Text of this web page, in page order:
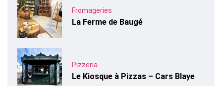
Fromageries
La Ferme de Baugé
Pizzeria
Le Kiosque à Pizzas – Cars Blaye